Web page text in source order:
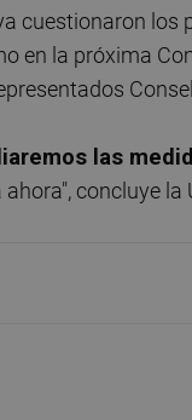
cuestionaron los
en la próxima
las
concluye la